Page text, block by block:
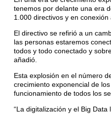
tenemos por delante una era
1.000 directivos y en
El directivo se refirió a un
las personas estaremos
todos y todo conectado y
añadió.
Esta explosión en el número
crecimiento exponencial de
funcionamiento de todos los
“La digitalización y el Big